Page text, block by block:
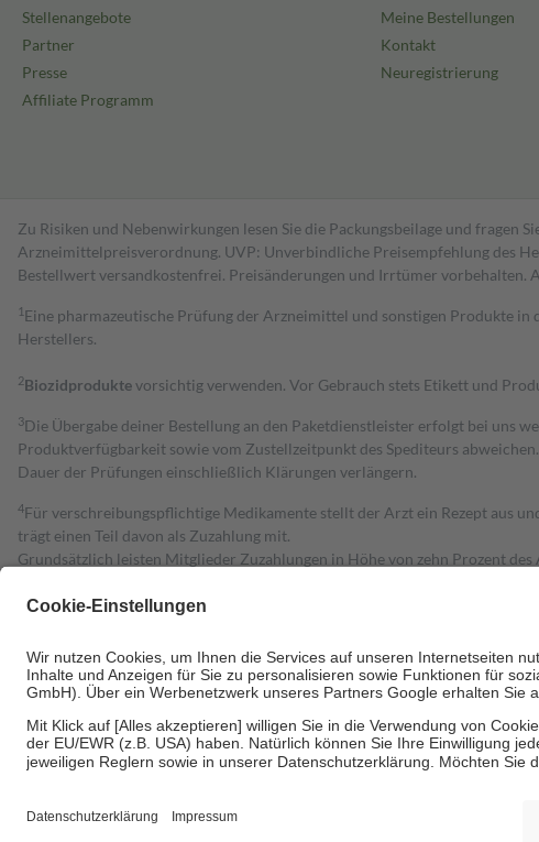
Stellenangebote
Partner
Presse
Affiliate Programm
Meine Bestellungen
Kontakt
Neuregistrierung
Zu Risiken und Nebenwirkungen lesen Sie die Packungsbeilage und
Arzneimittelpreisverordnung. UVP: Unverbindliche Preisempfehlung des
Bestell­wert versand­kosten­frei. Preisänderungen und Irrtümer vorbehalten.
1 Eine pharmazeutische Prüfung der Arzneimittel und sonstigen Produkte
Herstellers.
2Biozidproduktevorsichtig verwenden. Vor Gebrauch stets Etikett und
3Die Übergabe deiner Bestellung an den Paketdienstleister erfolgt bei uns
Produktverfügbarkeit sowie vom Zustellzeitpunkt des Spediteurs
Dauer der Prüfungen einschließlich Klärungen verlängern.
4Für verschreibungspflichtige Medikamente stellt der Arzt ein Rezept aus
trägt einen Teil davon als Zuzahlung mit.
Grundsätzlich leisten Mitglieder Zuzahlungen in Höhe von zehn Prozent des
Diese Regeln gelten grundsätzlich auch für Online-Apotheken.
Um das Engagement der Versicherten für ihre eigene Gesundheit zu
• Kindern und Jugendlichen bis zum vollendeten 18. Lebensjahr mit
• Untersuchungen zur Vorsorge und Früherkennung, die von der GKV
• empfohlenen Schutzimpfungen
• Harn- und Blutteststreifen
Informationen findest du hier: https://help.etrusted.com/hc/de/articles/